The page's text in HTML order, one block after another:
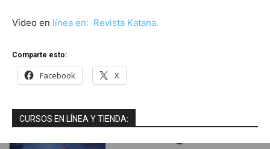
Video en línea en: Revista Katana.
Comparte esto:
Facebook X
CURSOS EN LÍNEA Y TIENDA: